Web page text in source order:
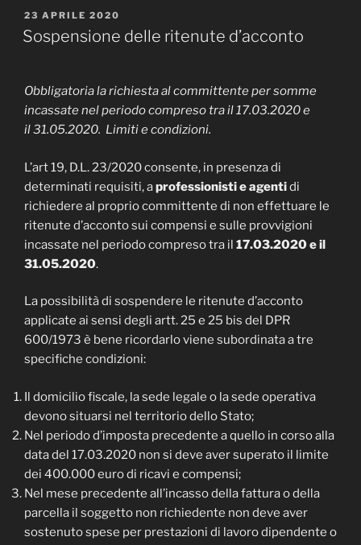
PUBBLICATO
IL
23 APRILE 2020
Sospensione delle ritenute d’acconto
Obbligatoria la richiesta al committente per somme
incassate nel periodo compreso tra il 17.03.2020 e
il 31.05.2020. Limiti e condizioni.
L’art 19, D.L. 23/2020 consente, in presenza di
determinati requisiti, aprofessionisti e agentidi
richiedere al proprio committente di non effettuare le
ritenute d’acconto sui compensi e sulle provvigioni
incassate nel periodo compreso tra il 17.03.2020 e il
31.05.2020.
La possibilità di sospendere le ritenute d’acconto
applicate ai sensi degli artt. 25 e 25 bis del DPR
600/1973 è bene ricordarlo viene subordinata a tre
specifiche condizioni:
Il domicilio fiscale, la sede legale o la sede operativa
devono situarsi nel territorio dello Stato;
Nel periodo d’imposta precedente a quello in corso alla
data del 17.03.2020 non si deve aver superato il limite
dei 400.000 euro di ricavi e compensi;
Nel mese precedente all’incasso della fattura o della
parcella il soggetto non richiedente non deve aver
sostenuto spese per prestazioni di lavoro dipendente o